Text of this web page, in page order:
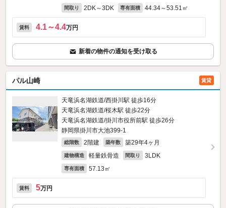
間取り 2DK～3DK 専有面積 44.34～53.51㎡
賃料 4.1～4.4万円
新着の物件の通知を受け取る
パル山崎 賃貸
天竜浜名湖鉄道/西掛川駅 徒歩16分
天竜浜名湖鉄道/桜木駅 徒歩22分
天竜浜名湖鉄道/掛川市役所前駅 徒歩26分
静岡県掛川市大池399‐1
総階数 2階建 築年数 築29年4ヶ月
建物構造 軽量鉄骨造 間取り 3LDK
専有面積 57.13㎡
賃料 5万円